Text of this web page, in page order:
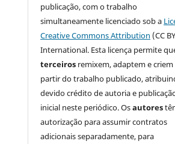
publicação, com o trabalho
simultaneamente licenciado sob a
Creative Commons Attribution (CC
International. Esta licença permite
terceiros remixem, adaptem e criem
partir do trabalho publicado,
devido crédito de autoria e
inicial neste periódico. Osautores
autorização para assumir contratos
adicionais separadamente, para